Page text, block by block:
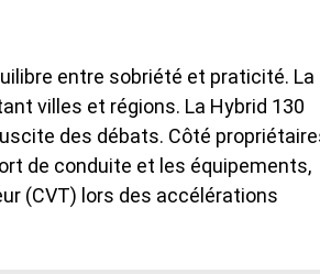
entre sobriété et praticité. La
villes et régions. La Hybrid 130
des débats. Côté
de conduite et les équipements,
(CVT) lors des accélérations